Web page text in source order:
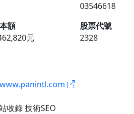
03546618
額
元
股票代號
2328
收錄 技術SEO